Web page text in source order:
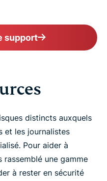
support
distincts auxquels
et les journalistes
Pour aider à
rassemblé une gamme
à rester en sécurité